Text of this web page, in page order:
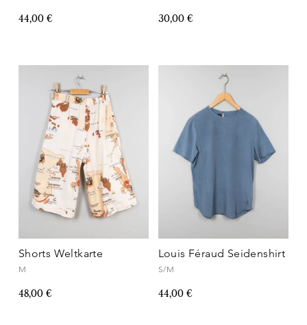
44,00 € 30,00 €
Shorts Weltkarte
M
48,00 €
Louis Féraud Seidenshirt
S/M
44,00 €